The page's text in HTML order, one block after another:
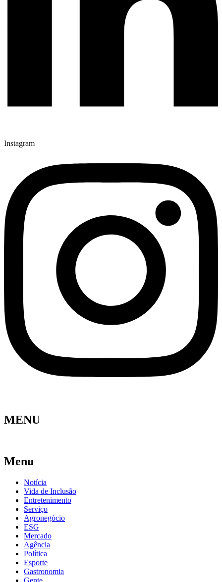
Instagram
MENU
Menu
Notícia
Vida de Inclusão
Entretenimento
Serviço
Agronegócio
ESG
Mercado
Agência
Política
Esporte
Gastronomia